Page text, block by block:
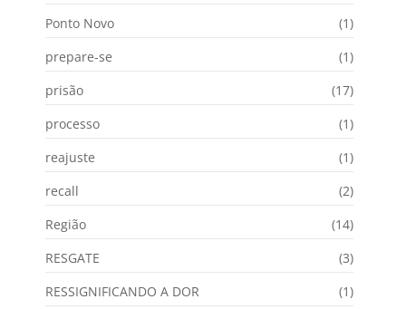
Ponto Novo
(1)
prepare-se
(1)
prisão
(17)
processo
(1)
reajuste
(1)
recall
(2)
Região
(14)
RESGATE
(3)
RESSIGNIFICANDO A DOR
(1)